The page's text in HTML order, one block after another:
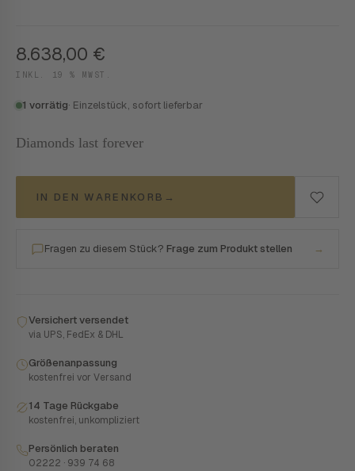
8.638,00 €
INKL. 19 % MWST.
1 vorrätig· Einzelstück, sofort lieferbar
Diamonds last forever
IN DEN WARENKORB →
Fragen zu diesem Stück? Frage zum Produkt stellen →
Versichert versendet
via UPS, FedEx & DHL
Größenanpassung
kostenfrei vor Versand
14 Tage Rückgabe
kostenfrei, unkompliziert
Persönlich beraten
02222 · 939 74 68